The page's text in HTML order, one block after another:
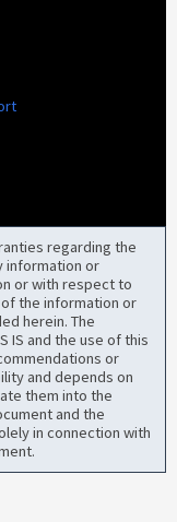
regarding the
information or
or with respect to
the information or
herein. The
IS and the use of this
or
and depends on
them into the
and the
in connection with